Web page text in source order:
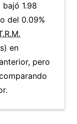
1.98
del 0.09%
en
pero